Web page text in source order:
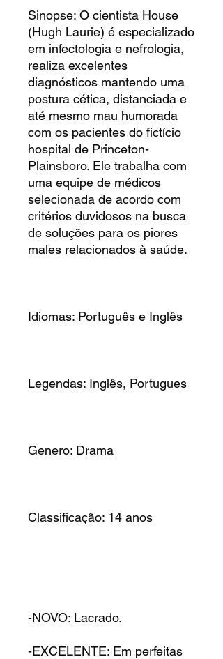
Sinopse: O cientista House
(Hugh Laurie) é especializado
em infectologia e nefrologia,
realiza excelentes
diagnósticos mantendo uma
postura cética, distanciada e
até mesmo mau humorada
com os pacientes do fictício
hospital de Princeton-
Plainsboro. Ele trabalha com
uma equipe de médicos
selecionada de acordo com
critérios duvidosos na busca
de soluções para os piores
males relacionados à saúde.
Idiomas: Português e Inglês
Legendas: Inglês, Portugues
Genero: Drama
Classificação: 14 anos
-NOVO: Lacrado.
-EXCELENTE: Em perfeitas